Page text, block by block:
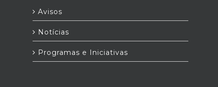
Avisos
Notícias
Programas e Iniciativas